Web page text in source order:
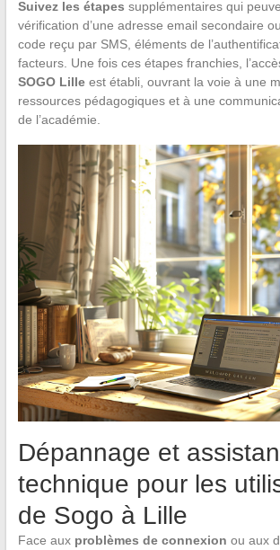
Suivez les étapes supplémentaires qui
vérification d’une adresse email secondaire
code reçu par SMS, éléments de
facteurs. Une fois ces étapes franchies,
SOGO Lilleest établi, ouvrant la voie à une
ressources pédagogiques et à une
de l’académie.
Dépannage et
technique pour les
de Sogo à Lille
Face aux problèmes de connexion ou aux